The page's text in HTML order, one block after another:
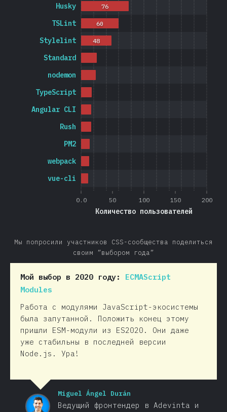
0.0 50 100 150 200
Количество пользователей
vue-cli
webpack
PM2
Rush
Angular CLI
TypeScript
nodemon
Standard
Stylelint
TSLint
Husky
48
60
76
Мы попросили участников CSS-сообщества поделиться
своим ”выбором года”
Мой выбор в 2020 году: ECMAScript
Modules
Работа с модулями JavaScript-экосистемы
была запутанной. Положить конец этому
пришли ESM-модули из ES2020. Они даже
уже стабильны в последней версии
Node.js. Ура!
Miguel Ángel Durán
Ведущий фронтендер в Adevinta и